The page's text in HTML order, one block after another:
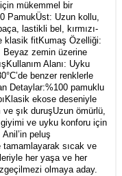
mükemmel bir
PamukÜst: Uzun kollu,
lastikli bel, kırmızı-
klasik fitKumaş Özelliği:
Beyaz zemin üzerine
Alanı: Uyku
benzer renklerle
Detaylar:%100 pamuklu
ekose deseniyle
şık duruşUzun ömürlü,
ve uyku konforu için
peluş
tamamlayarak sıcak ve
her yaşa ve her
olmaya aday.